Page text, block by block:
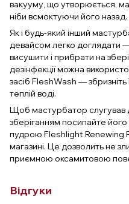
вакууму, що утворюється,
ніби всмоктуючи його назад.
Як і будь-який інший
девайсом легко доглядати
висушити і прибрати на
дезінфекції можна
засіб FleshWash —
теплій воді.
Щоб мастурбатор слугував
зберіганням посипайте
пудрою Fleshlight Renewing
магазині. Це дозволить не
приємною оксамитовою
Відгуки